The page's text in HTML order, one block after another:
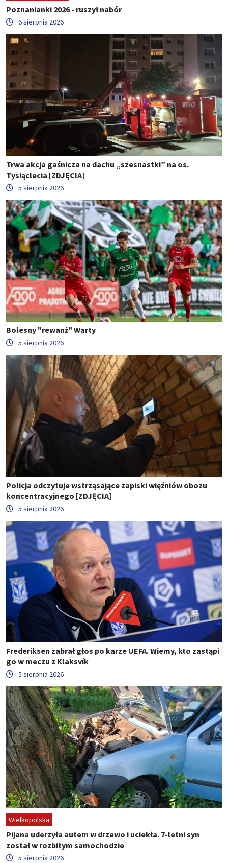
Poznanianki 2026 - ruszył nabór
6 sierpnia 2026
Trwa akcja gaśnicza na dachu „szesnastki” na os.
Tysiąclecia [ZDJĘCIA]
5 sierpnia 2026
Bolesny "rewanż" Warty
5 sierpnia 2026
Policja odczytuje wstrząsające zapiski więźniów obozu
koncentracyjnego [ZDJĘCIA]
5 sierpnia 2026
Frederiksen zabrał głos po karze UEFA. Wiemy, kto zastąpi
go w meczu z Klaksvík
5 sierpnia 2026
Wielkopolska
Pijana uderzyła autem w drzewo i uciekła. 7-letni syn
został w rozbitym samochodzie
5 sierpnia 2026